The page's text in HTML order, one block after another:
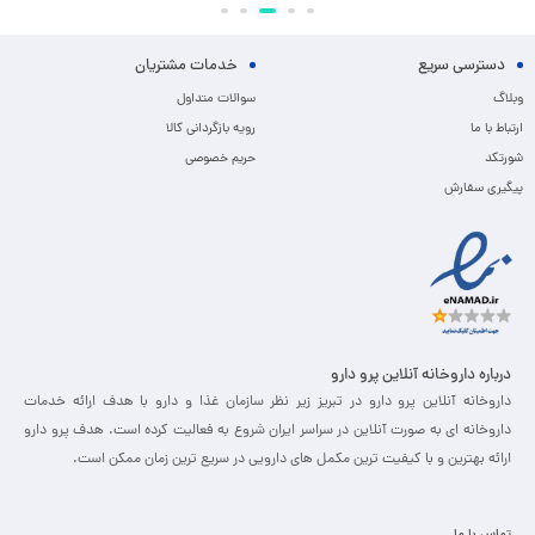
دسترسی سریع
وبلاگ
ارتباط با ما
شورتکد
پیگیری سفارش
خدمات مشتریان
سوالات متداول
رویه بازگردانی کالا
حریم خصوصی
درباره داروخانه آنلاین پرو دارو
داروخانه آنلاین پرو دارو در تبریز زیر نظر سازمان غذا و دارو با هدف ارائه خدمات
داروخانه ای به صورت آنلاین در سراسر ایران شروع به فعالیت کرده است. هدف پرو دارو
ارائه بهترین و با کیفیت ترین مکمل های دارویی در سریع ترین زمان ممکن است.